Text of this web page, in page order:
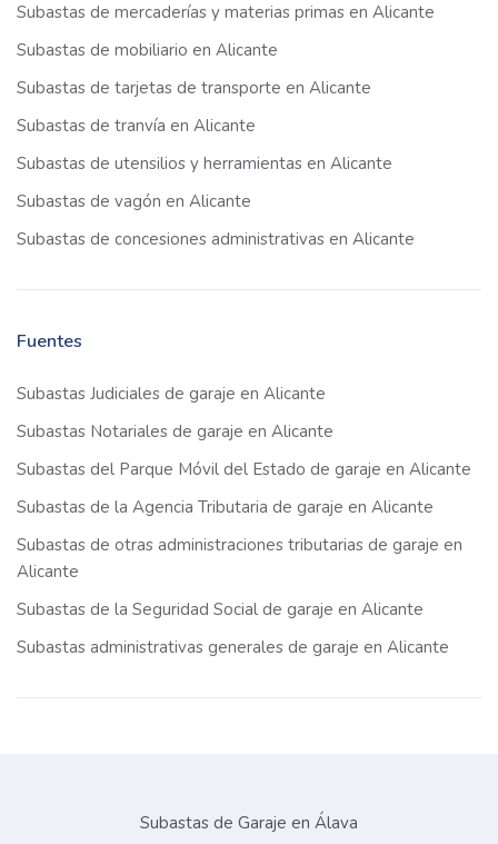
Subastas de mercaderías y materias primas en Alicante
Subastas de mobiliario en Alicante
Subastas de tarjetas de transporte en Alicante
Subastas de tranvía en Alicante
Subastas de utensilios y herramientas en Alicante
Subastas de vagón en Alicante
Subastas de concesiones administrativas en Alicante
Fuentes
Subastas Judiciales de garaje en Alicante
Subastas Notariales de garaje en Alicante
Subastas del Parque Móvil del Estado de garaje en Alicante
Subastas de la Agencia Tributaria de garaje en Alicante
Subastas de otras administraciones tributarias de garaje en
Alicante
Subastas de la Seguridad Social de garaje en Alicante
Subastas administrativas generales de garaje en Alicante
Subastas de Garaje en Álava